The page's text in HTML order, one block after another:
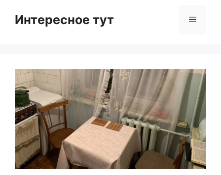
Интересное тут Menu